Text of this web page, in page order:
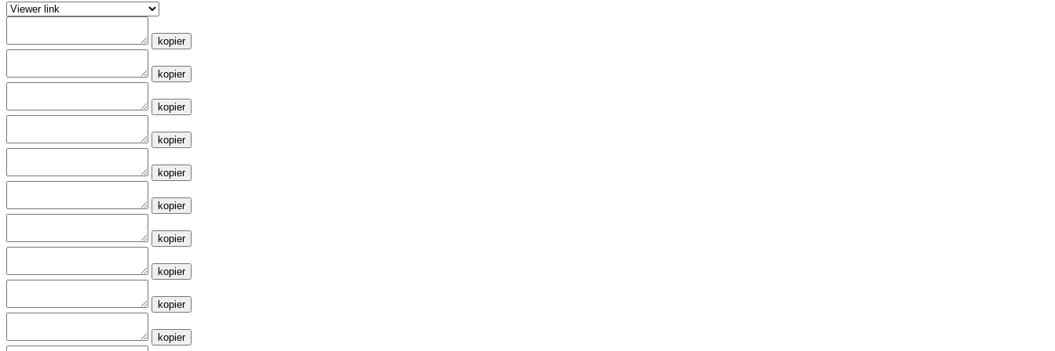
kopier
kopier
kopier
kopier
kopier
kopier
kopier
kopier
kopier
kopier